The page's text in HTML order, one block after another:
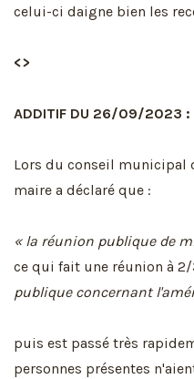
celui-ci daigne bien les
<>
ADDITIF DU 26/09/2023 :
Lors du conseil municipal
maire a déclaré que :
« la réunion publique de
ce qui fait une réunion à
publique concernant
puis est passé très
personnes présentes